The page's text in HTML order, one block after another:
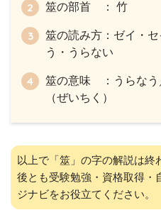
筮の部首 ： 竹
筮の読み方：ゼイ・
う・うらない
筮の意味 ：うらなう
（ぜいちく）
以上で「筮」の字の解説は終
後とも受験勉強・資格取得・
ジナビをお役立てください。